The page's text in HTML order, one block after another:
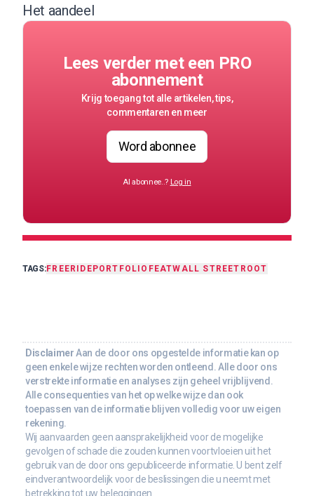
Het aandeel
Lees verder met een PRO
abonnement
Krijg toegang tot alle artikelen, tips,
commentaren en meer
Word abonnee
Al abonnee..? Log in
TAGS:FREERIDEPORTFOLIO FEATWALL STREET ROOT
Disclaimer Aan de door ons opgestelde informatie kan op
geen enkele wijze rechten worden ontleend. Alle door ons
verstrekte informatie en analyses zijn geheel vrijblijvend.
Alle consequenties van het op welke wijze dan ook
toepassen van de informatie blijven volledig voor uw eigen
rekening.
Wij aanvaarden geen aansprakelijkheid voor de mogelijke
gevolgen of schade die zouden kunnen voortvloeien uit het
gebruik van de door ons gepubliceerde informatie. U bent zelf
eindverantwoordelijk voor de beslissingen die u neemt met
betrekking tot uw beleggingen.